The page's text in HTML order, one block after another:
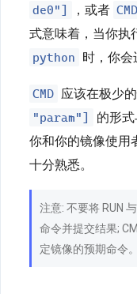
de0"]
，或者
式意味着，当你执
python 时，你会
CMD 应该在极少
"param"]
的形
你和你的镜像使用
十分熟悉。
注意: 不要将 RUN
命令并提交结果;
定镜像的预期命令。